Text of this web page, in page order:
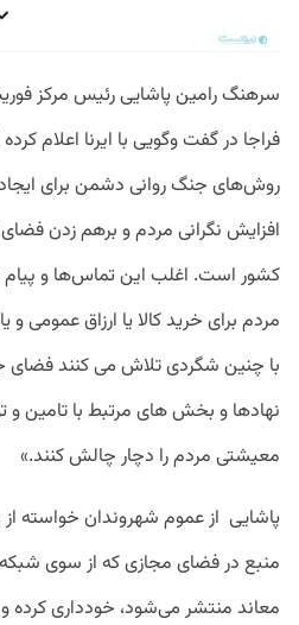
سرهنگ رامین پاشایی رئیس مرکز
فراجا در گفت وگویی با ایرنا اعلام
روش‌های جنگ روانی دشمن برای
افزایش نگرانی مردم و برهم زدن
کشور است. اغلب این تماس‌ها و
مردم برای خرید کالا یا ارزاق عمومی
با چنین شگردی تلاش می کنند فضای
نهادها و بخش های مرتبط با تامین و
معیشتی مردم را دچار چالش کنند.»
پاشایی از عموم شهروندان خواسته از
منبع در فضای مجازی که از سوی
معاند منتشر می‌شود، خودداری کرده و